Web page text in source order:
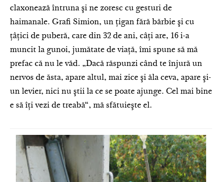
claxonează întruna şi ne zoresc cu gesturi de
haimanale. Grafi Simion, un ţigan fără bărbie şi cu
ţâţici de puberă, care din 32 de ani, câţi are, 16 i-a
muncit la gunoi, jumătate de viaţă, îmi spune să mă
prefac că nu le văd. „Dacă răspunzi când te înjură un
nervos de ăsta, apare altul, mai zice şi ăla ceva, apare şi-
un levier, nici nu ştii la ce se poate ajunge. Cel mai bine
e să îţi vezi de treabă“, mă sfătuieşte el.